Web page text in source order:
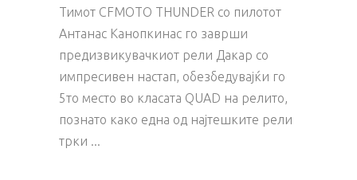
Тимот CFMOTO THUNDER со пилотот
Антанас Канопкинас го заврши
предизвикувачкиот рели Дакар со
импресивен настап, обезбедувајќи го
5то место во класата QUAD на релито,
познато како една од најтешките рели
трки